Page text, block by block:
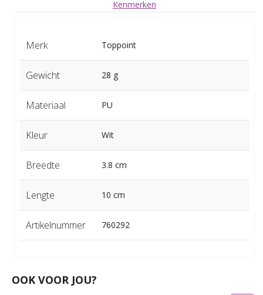
Kenmerken
Merk Toppoint
Gewicht 28 g
Materiaal PU
Kleur Wit
Breedte 3.8 cm
Lengte 10 cm
Artikelnummer 760292
OOK VOOR JOU?